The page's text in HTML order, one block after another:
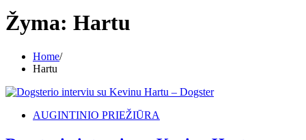
Žyma: Hartu
Home
Hartu
AUGINTINIO PRIEŽIŪRA